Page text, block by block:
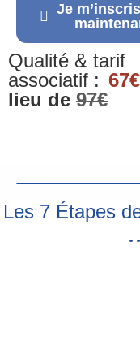
Je
Qualité & tarif
associatif : 67€
lieu de 97€
Les 7 Étapes